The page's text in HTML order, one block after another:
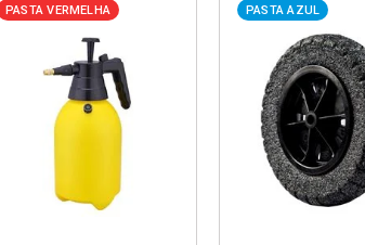
PASTA VERMELHA PASTA AZUL